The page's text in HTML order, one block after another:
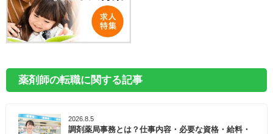
薬剤師の転職に関する記事
2026.8.5
調剤薬局事務とは？仕事内容・必要な資格・給料・